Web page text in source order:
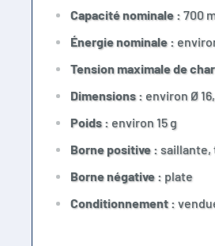
Capacité nominale : 700
Énergie nominale :
Tension maximale de
Dimensions : environ Ø
Poids : environ 15 g
Borne positive : saillante,
Borne négative : plate
Conditionnement :